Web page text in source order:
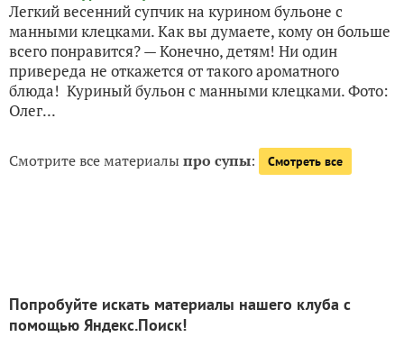
Легкий весенний супчик на курином бульоне с
манными клецками. Как вы думаете, кому он больше
всего понравится? — Конечно, детям! Ни один
привереда не откажется от такого ароматного
блюда! Куриный бульон с манными клецками. Фото:
Олег...
Смотрите все материалыпро супы: Смотреть все
Попробуйте искать материалы нашего клуба с
помощью Яндекс.Поиск!